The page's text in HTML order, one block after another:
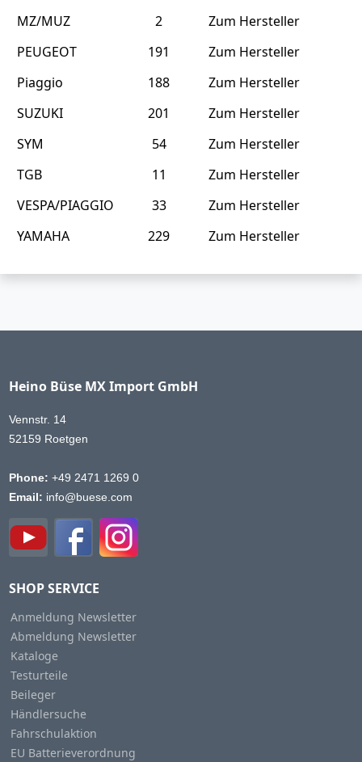
MZ/MUZ
2
Zum Hersteller
PEUGEOT
191
Zum Hersteller
Piaggio
188
Zum Hersteller
SUZUKI
201
Zum Hersteller
SYM
54
Zum Hersteller
TGB
11
Zum Hersteller
VESPA/PIAGGIO
33
Zum Hersteller
YAMAHA
229 Zum Hersteller
Heino Büse MX Import GmbH
Vennstr. 14
52159 Roetgen
Phone: +49 2471 1269 0
Email: info@buese.com
SHOP SERVICE
Anmeldung Newsletter
Abmeldung Newsletter
Kataloge
Testurteile
Beileger
Händlersuche
Fahrschulaktion
EU Batterieverordnung